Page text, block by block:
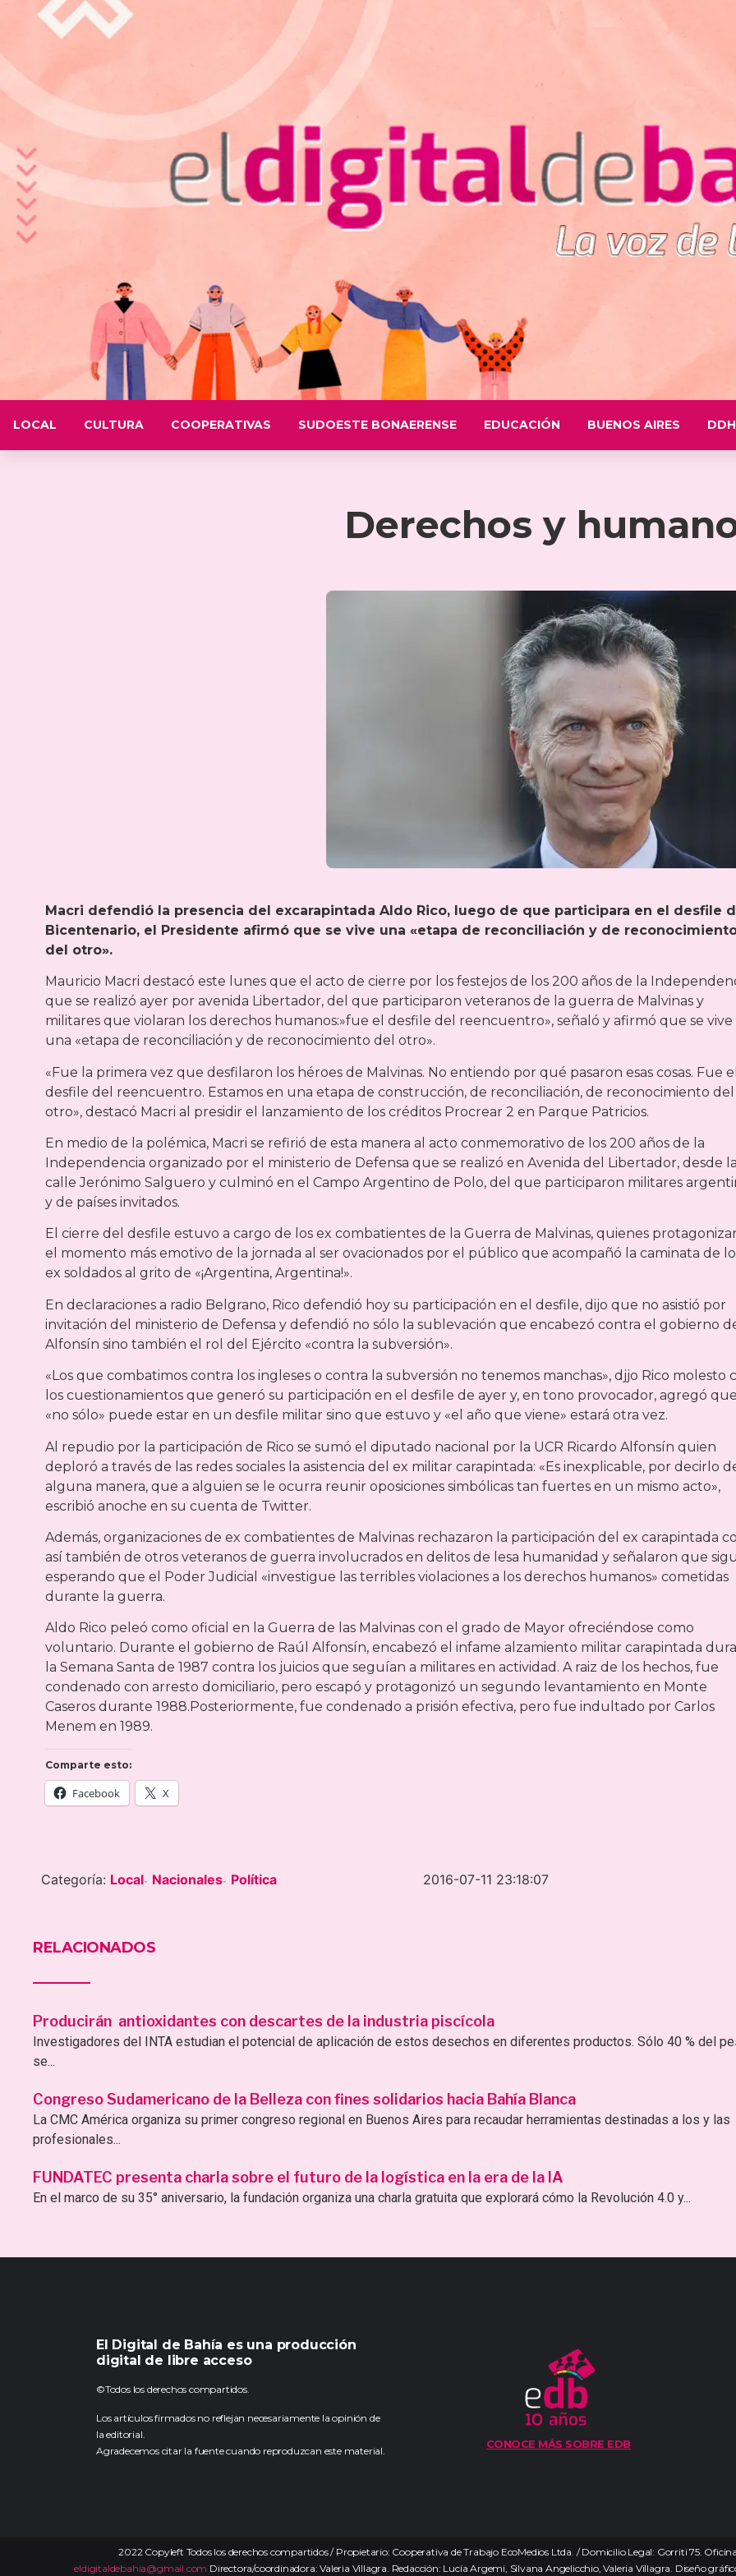
LOCAL CULTURA COOPERATIVAS SUDOESTE BONAERENSE EDUCACIÓN BUENOS AIRES
Derechos y
Macri defendió la presencia del excarapintada Aldo Rico, luego de que participara en el desfile
Bicentenario, el Presidente afirmó que se vive una «etapa de reconciliación y de
del otro».
Mauricio Macri destacó este lunes que el acto de cierre por los festejos de los 200 años de la
que se realizó ayer por avenida Libertador, del que participaron veteranos de la guerra de Malvinas y
militares que violaran los derechos humanos:»fue el desfile del reencuentro», señaló y afirmó que se vive
una «etapa de reconciliación y de reconocimiento del otro».
«Fue la primera vez que desfilaron los héroes de Malvinas. No entiendo por qué pasaron esas cosas. Fue el
desfile del reencuentro. Estamos en una etapa de construcción, de reconciliación, de reconocimiento del
otro», destacó Macri al presidir el lanzamiento de los créditos Procrear 2 en Parque Patricios.
En medio de la polémica, Macri se refirió de esta manera al acto conmemorativo de los 200 años de la
Independencia organizado por el ministerio de Defensa que se realizó en Avenida del Libertador, desde la
calle Jerónimo Salguero y culminó en el Campo Argentino de Polo, del que participaron militares
y de países invitados.
El cierre del desfile estuvo a cargo de los ex combatientes de la Guerra de Malvinas, quienes
el momento más emotivo de la jornada al ser ovacionados por el público que acompañó la caminata de
ex soldados al grito de «¡Argentina, Argentina!».
En declaraciones a radio Belgrano, Rico defendió hoy su participación en el desfile, dijo que no asistió por
invitación del ministerio de Defensa y defendió no sólo la sublevación que encabezó contra el gobierno
Alfonsín sino también el rol del Ejército «contra la subversión».
«Los que combatimos contra los ingleses o contra la subversión no tenemos manchas», djjo Rico molesto
los cuestionamientos que generó su participación en el desfile de ayer y, en tono provocador, agregó que
«no sólo» puede estar en un desfile militar sino que estuvo y «el año que viene» estará otra vez.
Al repudio por la participación de Rico se sumó el diputado nacional por la UCR Ricardo Alfonsín quien
deploró a través de las redes sociales la asistencia del ex militar carapintada: «Es inexplicable, por decirlo
alguna manera, que a alguien se le ocurra reunir oposiciones simbólicas tan fuertes en un mismo acto»,
escribió anoche en su cuenta de Twitter.
Además, organizaciones de ex combatientes de Malvinas rechazaron la participación del ex carapintada
así también de otros veteranos de guerra involucrados en delitos de lesa humanidad y señalaron que
esperando que el Poder Judicial «investigue las terribles violaciones a los derechos humanos» cometidas
durante la guerra.
Aldo Rico peleó como oficial en la Guerra de las Malvinas con el grado de Mayor ofreciéndose como
voluntario. Durante el gobierno de Raúl Alfonsín, encabezó el infame alzamiento militar carapintada
la Semana Santa de 1987 contra los juicios que seguían a militares en actividad. A raiz de los hechos, fue
condenado con arresto domiciliario, pero escapó y protagonizó un segundo levantamiento en Monte
Caseros durante 1988.Posteriormente, fue condenado a prisión efectiva, pero fue indultado por Carlos
Menem en 1989.
Comparte esto:
Facebook X
Categoría: Local- Nacionales- Política 2016-07-11 23:18:07
RELACIONADOS
Producirán antioxidantes con descartes de la industria piscícola
Investigadores del INTA estudian el potencial de aplicación de estos desechos en diferentes productos. Sólo 40 % del
se...
Congreso Sudamericano de la Belleza con fines solidarios hacia Bahía Blanca
La CMC América organiza su primer congreso regional en Buenos Aires para recaudar herramientas destinadas a los y las
profesionales...
FUNDATEC presenta charla sobre el futuro de la logística en la era de la IA
En el marco de su 35° aniversario, la fundación organiza una charla gratuita que explorará cómo la Revolución 4.0 y...
El Digital de Bahía es una producción
digital de libre acceso
©Todos los derechos compartidos.
Los artículos firmados no reflejan necesariamente la opinión de
la editorial.
Agradecemos citar la fuente cuando reproduzcan este material.
CONOCE MÁS SOBRE EDB
2022 Copyleft Todos los derechos compartidos / Propietario: Cooperativa de Trabajo EcoMedios Ltda. / Domicilio Legal: Gorriti 75.
eldigitaldebahia@gmail.com Directora/coordinadora: Valeria Villagra. Redacción: Lucía Argemi, Silvana Angelicchio, Valeria Villagra. Diseño